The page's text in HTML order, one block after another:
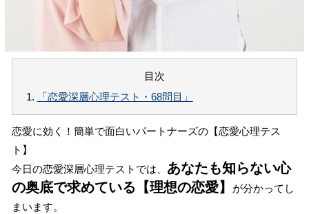
目次
1.
「恋愛深層心理テスト・68問目」
恋愛に効く！簡単で面白いパートナーズの【恋愛心理テス
ト】
今日の恋愛深層心理テストでは、 あなたも知らない心
の奥底で求めている【理想の恋愛】
が分かってし
まいます。